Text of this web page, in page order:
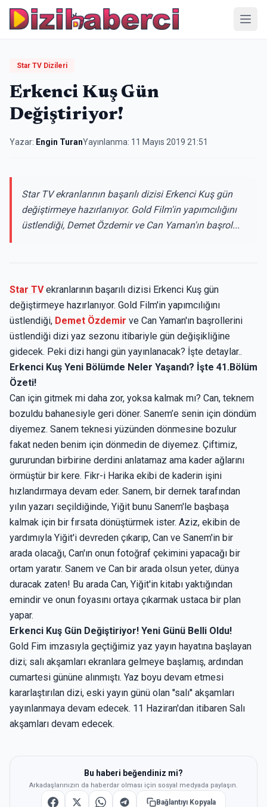
Star TV Dizileri
Erkenci Kuş Gün
Değiştiriyor!
Yazar: Engin TuranYayınlanma: 11 Mayıs 2019 21:51
Star TV ekranlarının başarılı dizisi Erkenci Kuş gün
değiştirmeye hazırlanıyor. Gold Film'in yapımcılığını
üstlendiği, Demet Özdemir ve Can Yaman'ın başrol...
Star TVekranlarının başarılı dizisi Erkenci Kuş gün
değiştirmeye hazırlanıyor. Gold Film'in yapımcılığını
üstlendiği, Demet Özdemir ve Can Yaman'ın başrollerini
üstlendiği dizi yaz sezonu itibariyle gün değişikliğine
gidecek. Peki dizi hangi gün yayınlanacak? İşte detaylar..
Erkenci Kuş Yeni Bölümde Neler Yaşandı? İşte 41.Bölüm
Özeti!
Can için gitmek mi daha zor, yoksa kalmak mı? Can, teknem
bozuldu bahanesiyle geri döner. Sanem’e senin için döndüm
diyemez. Sanem teknesi yüzünden dönmesine bozulur
fakat neden benim için dönmedin de diyemez. Çiftimiz,
gururundan birbirine derdini anlatamaz ama kader ağlarını
örmüştür bir kere. Fikr-i Harika ekibi de kaderin işini
hızlandırmaya devam eder. Sanem, bir dernek tarafından
yılın yazarı seçildiğinde, Yiğit bunu Sanem'le başbaşa
kalmak için bir fırsata dönüştürmek ister. Aziz, ekibin de
yardımıyla Yiğit'i devreden çıkarıp, Can ve Sanem'in bir
arada olacağı, Can'ın onun fotoğraf çekimini yapacağı bir
ortam yaratır. Sanem ve Can bir arada olsun yeter, dünya
duracak zaten! Bu arada Can, Yiğit'in kitabı yaktığından
emindir ve onun foyasını ortaya çıkarmak ustaca bir plan
yapar.
Erkenci Kuş Gün Değiştiriyor! Yeni Günü Belli Oldu!
Gold Fim imzasıyla geçtiğimiz yaz yayın hayatına başlayan
dizi; salı akşamları ekranlara gelmeye başlamış, ardından
cumartesi gününe alınmıştı. Yaz boyu devam etmesi
kararlaştırılan dizi, eski yayın günü olan ''salı'' akşamları
yayınlanmaya devam edecek. 11 Haziran'dan itibaren Salı
akşamları devam edecek.
Bu haberi beğendiniz mi?
Arkadaşlarınızın da haberdar olması için sosyal medyada paylaşın.
Bağlantıyı Kopyala